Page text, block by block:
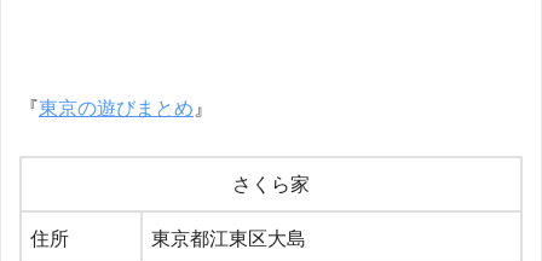
『東京の遊びまとめ 』
さくら家
住所 東京都江東区大島